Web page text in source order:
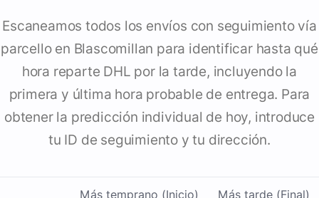
Escaneamos todos los envíos con seguimiento vía
parcello en Blascomillan para identificar hasta qué
hora reparte DHL por la tarde, incluyendo la
primera y última hora probable de entrega. Para
obtener la predicción individual de hoy, introduce
tu ID de seguimiento y tu dirección.
Más temprano (Inicio) Más tarde (Final)